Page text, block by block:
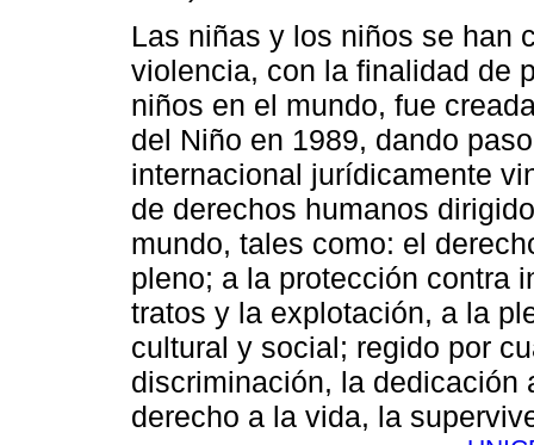
Las niñas y los niños se han
violencia, con la finalidad de
niños en el mundo, fue
del Niño en 1989, dando
internacional jurídicamente
de derechos humanos
mundo, tales como: el
pleno; a la protección contra
tratos y la explotación, a la
cultural y social; regido por
discriminación, la dedicación
derecho a la vida, la